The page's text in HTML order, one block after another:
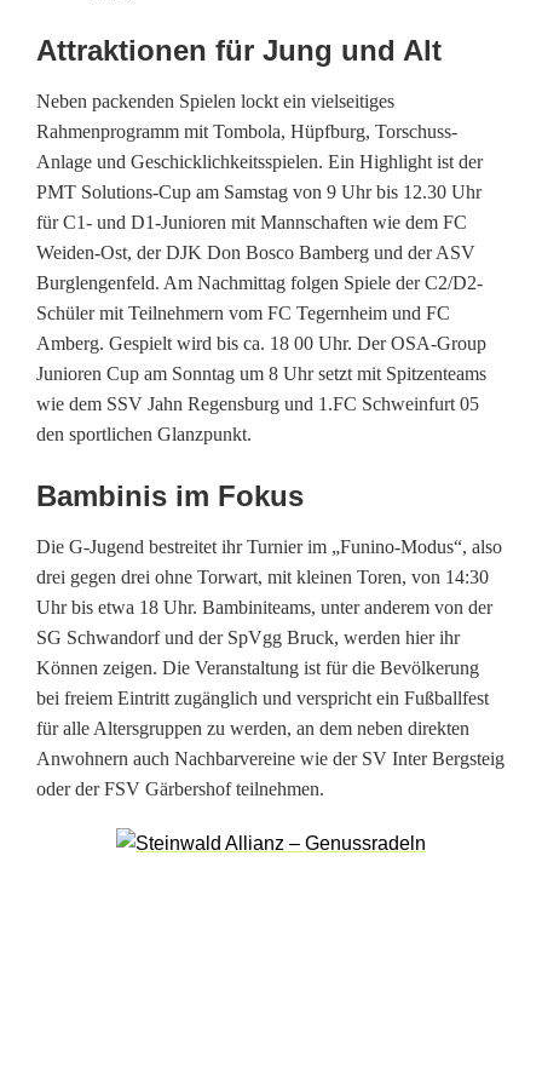
r
o
ß
e
s
F
u
ß
b
a
l
-
S
p
e
Attraktionen für Jung und Alt
Neben packenden Spielen lockt ein vielseitiges
Rahmenprogramm mit Tombola, Hüpfburg, Torschuss-
Anlage und Geschicklichkeitsspielen. Ein Highlight ist der
PMT Solutions-Cup am Samstag von 9 Uhr bis 12.30 Uhr
für C1- und D1-Junioren mit Mannschaften wie dem FC
Weiden-Ost, der DJK Don Bosco Bamberg und der ASV
Burglengenfeld. Am Nachmittag folgen Spiele der C2/D2-
Schüler mit Teilnehmern vom FC Tegernheim und FC
Amberg. Gespielt wird bis ca. 18 00 Uhr. Der OSA-Group
Junioren Cup am Sonntag um 8 Uhr setzt mit Spitzenteams
wie dem SSV Jahn Regensburg und 1.FC Schweinfurt 05
den sportlichen Glanzpunkt.
Bambinis im Fokus
Die G-Jugend bestreitet ihr Turnier im „Funino-Modus“, also
drei gegen drei ohne Torwart, mit kleinen Toren, von 14:30
Uhr bis etwa 18 Uhr. Bambiniteams, unter anderem von der
SG Schwandorf und der SpVgg Bruck, werden hier ihr
Können zeigen. Die Veranstaltung ist für die Bevölkerung
bei freiem Eintritt zugänglich und verspricht ein Fußballfest
für alle Altersgruppen zu werden, an dem neben direkten
Anwohnern auch Nachbarvereine wie der SV Inter Bergsteig
oder der FSV Gärbershof teilnehmen.